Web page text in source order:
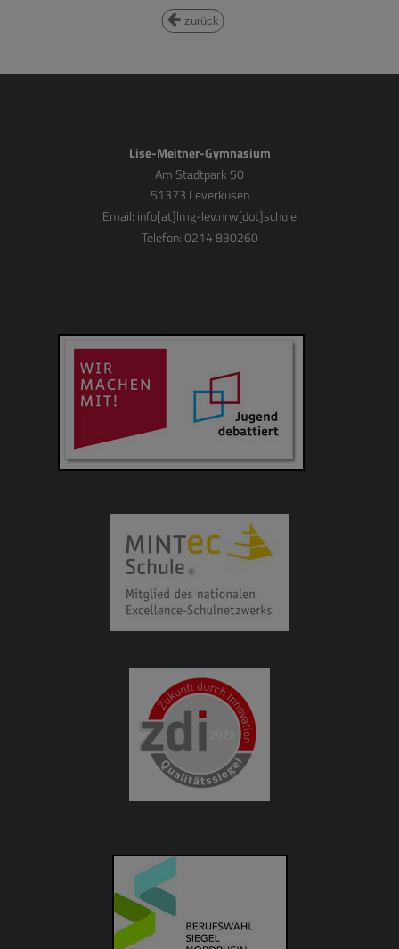
zurück
Lise-Meitner-Gymnasium
Am Stadtpark 50
51373 Leverkusen
Email: info[at]lmg-lev.nrw[dot]schule
Telefon: 0214 830260